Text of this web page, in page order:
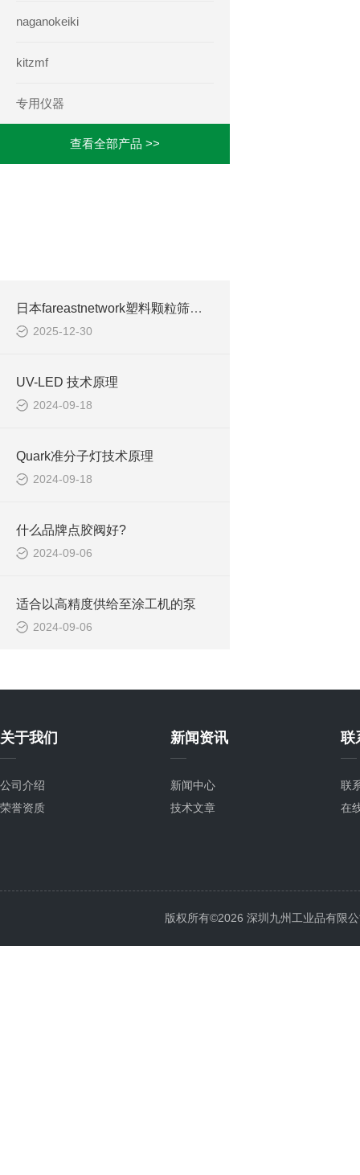
naganokeiki
kitzmf
专用仪器
查看全部产品 >>
日本fareastnetwork塑料颗粒筛分机
2025-12-30
UV-LED 技术原理
2024-09-18
Quark准分子灯技术原理
2024-09-18
什么品牌点胶阀好?
2024-09-06
适合以高精度供给至涂工机的泵
2024-09-06
关于我们
公司介绍
荣誉资质
新闻资讯
新闻中心
技术文章
联
联
在
版权所有©2026 深圳九州工业品有限